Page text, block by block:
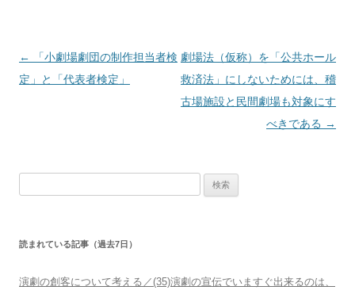
投稿ナビゲーション
←
「小劇場劇団の制作担当者検
定」と「代表者検定」
劇場法（仮称）を「公共ホール
救済法」にしないためには、稽
古場施設と民間劇場も対象にす
べきである →
読まれている記事（過去7日）
演劇の創客について考える／(35)演劇の宣伝でいますぐ出来るのは、